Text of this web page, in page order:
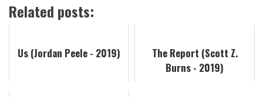
Related posts:
Us (Jordan Peele - 2019)
The Report (Scott Z.
Burns - 2019)